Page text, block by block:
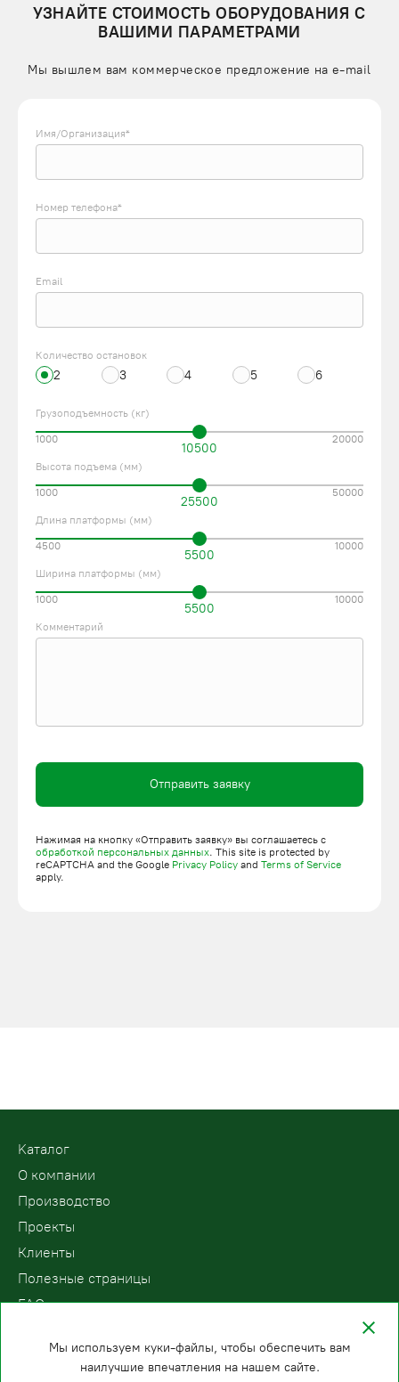
УЗНАЙТЕ СТОИМОСТЬ ОБОРУДОВАНИЯ С
ВАШИМИ ПАРАМЕТРАМИ
Мы вышлем вам коммерческое предложение на e-mail
Имя/Организация*
Номер телефона*
Email
Количество остановок
2 3 4 5 6
Грузоподъемность (кг)
10500
1000 20000
Высота подъема (мм)
25500
1000 50000
Длина платформы (мм)
5500
4500 10000
Ширина платформы (мм)
5500
1000 10000
Комментарий
Отправить заявку
Нажимая на кнопку «Отправить заявку» вы соглашаетесь с
обработкой персональных данных. This site is protected by
reCAPTCHA and the Google Privacy Policy and Terms of Service
apply.
Kаталог
О компании
Производство
Проекты
Клиенты
Полезные страницы
FAQ
Мы используем куки-файлы, чтобы обеспечить вам
наилучшие впечатления на нашем сайте.